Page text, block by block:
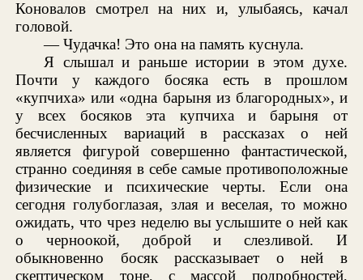
Коновалов смотрел на них и, улыбаясь, качал
головой.
— Чудачка! Это она на память куснула.
Я слышал и раньше истории в этом духе.
Почти у каждого босяка есть в прошлом
«купчиха» или «одна барыня из благородных», и
у всех босяков эта купчиха и барыня от
бесчисленных вариаций в рассказах о ней
является фигурой совершенно фантастической,
странно соединяя в себе самые противоположные
физические и психические черты. Если она
сегодня голубоглазая, злая и веселая, то можно
ожидать, что чрез неделю вы услышите о ней как
о черноокой, доброй и слезливой. И
обыкновенно босяк рассказывает о ней в
скептическом тоне, с массой подробностей,